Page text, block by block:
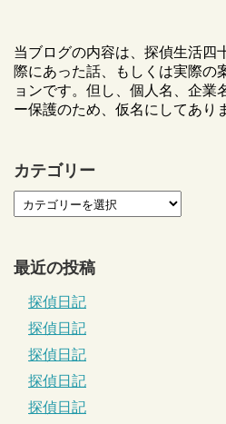
当ブログの内容は、探偵生活四
際にあった話、もしくは実際の
ョンです。但し、個人名、企業
ー保護のため、仮名にしてあり
カテゴリー
最近の投稿
探偵日記
探偵日記
探偵日記
探偵日記
探偵日記